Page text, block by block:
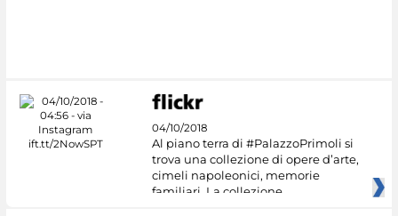
04/10/2018
Al piano terra di #PalazzoPrimoli si
trova una collezione di opere d’arte,
cimeli napoleonici, memorie
familiari. La collezione